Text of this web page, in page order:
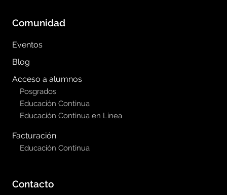
Comunidad
Eventos
Blog
Acceso a alumnos
Posgrados
Educación Continua
Educación Continua en Línea
Facturación
Educación Continua
Contacto